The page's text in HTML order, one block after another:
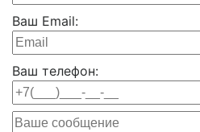
Ваш Email:
Ваш телефон: